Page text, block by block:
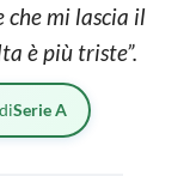
mi lascia il
è più triste”.
Serie A